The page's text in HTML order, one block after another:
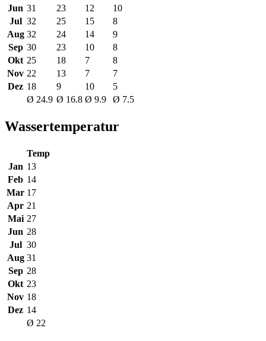
Jun 31 23 12
10
Jul 32 25 15
8
Aug 32 24 14
9
Sep 30 23 10
8
Okt 25 18 7
8
Nov 22 13 7
7
Dez 18 9 10
5
Ø 24.9 Ø 16.8 Ø 9.9 Ø 7.5
Wassertemperatur
Temp
Jan 13
Feb 14
Mar 17
Apr 21
Mai 27
Jun 28
Jul 30
Aug 31
Sep 28
Okt 23
Nov 18
Dez 14
Ø 22